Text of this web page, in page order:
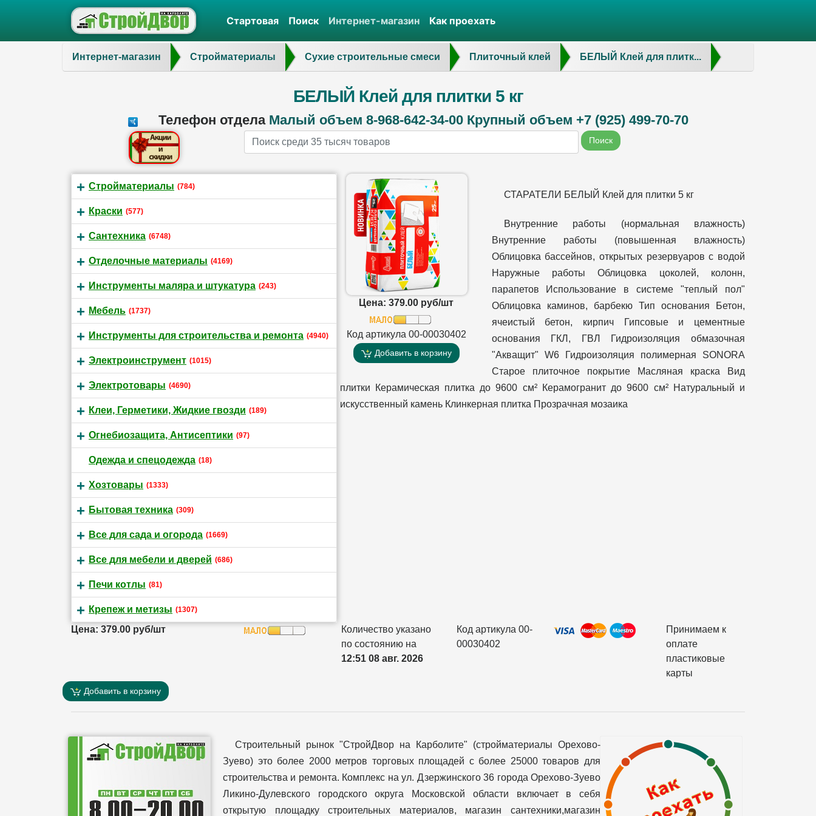
Стартовая Поиск Интернет-магазин Как проехать
Интернет-магазин Стройматериалы Сухие строительные смеси Плиточный клей БЕЛЫЙ Клей для плитк...
БЕЛЫЙ Клей для плитки 5 кг
Телефон отдела Малый объем 8-968-642-34-00 Крупный объем +7 (925) 499-70-70
Name Поиск
Стройматериалы (784)
Краски (577)
Сантехника (6748)
Отделочные материалы (4169)
Инструменты маляра и штукатура (243)
Мебель (1737)
Инструменты для строительства и ремонта (4940)
Электроинструмент (1015)
Электротовары (4690)
Клеи, Герметики, Жидкие гвозди (189)
Огнебиозащита, Антисептики (97)
Одежда и спецодежда (18)
Хозтовары (1333)
Бытовая техника (309)
Все для сада и огорода (1669)
Все для мебели и дверей (686)
Печи котлы (81)
Крепеж и метизы (1307)
Цена: 379.00 руб/шт
Код артикула 00-00030402
Добавить в корзину
СТАРАТЕЛИ БЕЛЫЙ Клей для плитки 5 кг
Внутренние работы (нормальная влажность)
Внутренние работы (повышенная влажность)
Облицовка бассейнов, открытых резервуаров с водой
Наружные работы Облицовка цоколей, колонн,
парапетов Использование в системе "теплый пол"
Облицовка каминов, барбекю Тип основания Бетон,
ячеистый бетон, кирпич Гипсовые и цементные
основания ГКЛ, ГВЛ Гидроизоляция обмазочная
"Акващит" W6 Гидроизоляция полимерная SONORA
Старое плиточное покрытие Масляная краска Вид
плитки Керамическая плитка до 9600 см² Керамогранит до 9600 см² Натуральный и
искусственный камень Клинкерная плитка Прозрачная мозаика
Цена: 379.00 руб/шт
Количество указано
по состоянию на
12:51 08 авг. 2026
Код артикула 00-
00030402
Принимаем к
оплате
пластиковые
карты
Добавить в корзину
Строительный рынок "СтройДвор на Карболите" (стройматериалы Орехово-
Зуево) это более 2000 метров торговых площадей с более 25000 товаров для
строительства и ремонта. Комплекс на ул. Дзержинского 36 города Орехово-Зуево
Ликино-Дулевского городского округа Московской области включает в себя
открытую площадку строительных материалов, магазин сантехники,магазин